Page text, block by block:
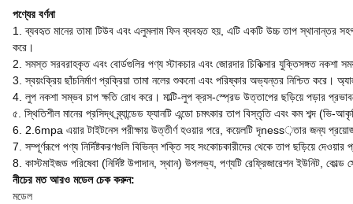
পণ্যের বর্ণনা
1. ব্যবহৃত মানের তামা টিউব এবং এলুমলাম ফিন ব্যবহৃত হয়, এটি একটি উচ্চ তাপ স্থানান্তর
করে।
2. সমস্ত সরবরাহকৃত এবং বোর্ডগুলির পণ্য স্টাকচার এবং জোরদার চিকিত্সার যুক্তিসঙ্গত নকশা
3. স্বয়ংক্রিয় ছাঁচনির্মাণ প্রক্রিয়া তামা নলের শুকনো এবং পরিষ্কার অভ্যন্তর নিশ্চিত করে।
4. লুপ নকশা সম্ভব চাপ ক্ষতি রোধ করে। মাল্টি-লুপ ক্রস-স্প্রেড উত্তাপের ছড়িয়ে পড়ার
৫. স্থিতিশীল মানের প্রসিদ্ধ ব্র্যান্ডেড ফ্যানটি এন্ডো চমৎকার তাপ বিস্তৃতি এবং কম শব্দ (ভি-
6. 2.6mpa এয়ার টাইটনেস পরীক্ষায় উত্তীর্ণ হওয়ার পরে, কয়েলটি দৃness়তার জন্য
7. সম্পূর্ণরূপে পণ্য নির্দিষ্টকরণগুলি বিভিন্ন শক্তি সহ সংকোচকারীদের থেকে তাপ ছড়িয়ে
8. কাস্টমাইজড পরিষেবা (নির্দিষ্ট উপাদান, স্থান) উপলভ্য, পণ্যটি রেফ্রিজারেশন ইউনিট,
নীচের মত আরও মডেল চেক করুন:
মডেল